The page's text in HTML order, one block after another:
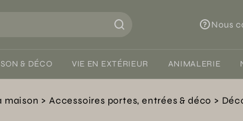
Nous
& DÉCO VIE EN EXTÉRIEUR ANIMALERIE
maison Accessoires portes, entrées & déco